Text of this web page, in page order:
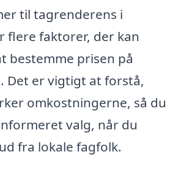
til tagrenderens i
flere faktorer, der kan
bestemme prisen på
Det er vigtigt at forstå,
omkostningerne, så du
valg, når du
fra lokale fagfolk.